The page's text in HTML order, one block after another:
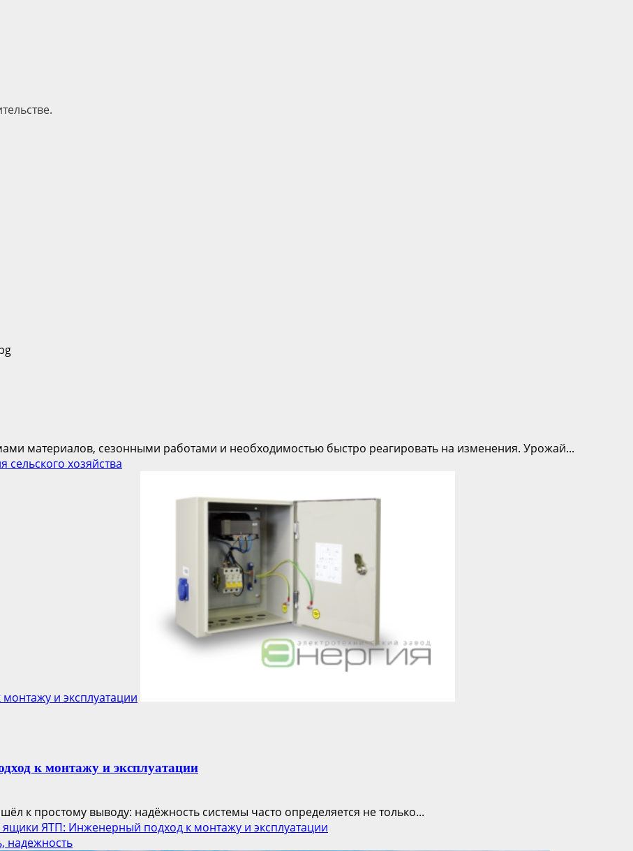
материалов, сезонными работами и необходимостью быстро реагировать на изменения. Урожай...
хозяйства
и эксплуатации
к монтажу и эксплуатации
к простому выводу: надёжность системы часто определяется не только...
ЯТП: Инженерный подход к монтажу и эксплуатации
надежность